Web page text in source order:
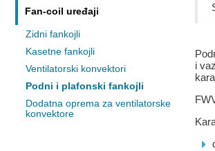
i
Fan-coil uređaji
Zidni fankojli
Kasetne fankojli
Ventilatorski konvektori
Podni i plafonski fankojli
Dodatna oprema za ventilatorske
konvektore